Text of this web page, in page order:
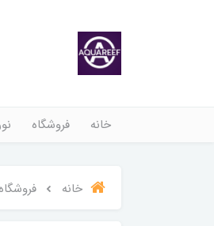
خانه فروشگاه
خانه فروشگاه